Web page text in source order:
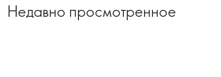
Недавно просмотренное